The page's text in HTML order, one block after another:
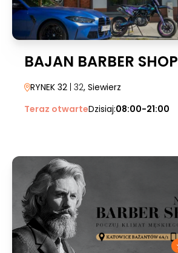
BAJAN BARBER SHOP
RYNEK 32 | 32, Siewierz
Teraz otwarteDzisiaj:08:00-21:00